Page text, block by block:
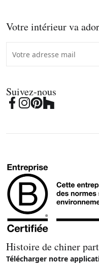
Votre intérieur va
Suivez-nous
Histoire de chiner
Télécharger notre